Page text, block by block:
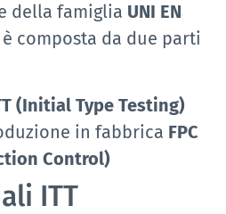
della famiglia UNI EN
composta da due parti
(Initial Type Testing)
in fabbrica FPC
Control)
ITT